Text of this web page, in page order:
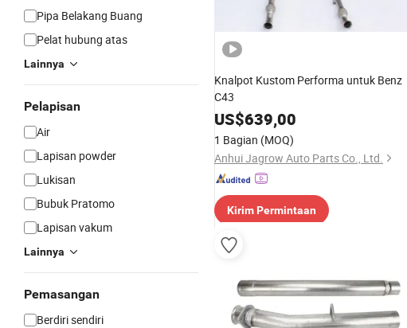
Pipa Belakang Buang
Pelat hubung atas
Lainnya
Pelapisan
Air
Lapisan powder
Lukisan
Bubuk Pratomo
Lapisan vakum
Lainnya
Pemasangan
Berdiri sendiri
Knalpot Kustom Performa untuk Benz
C43
US$639,00
1 Bagian (MOQ)
Anhui Jagrow Auto Parts Co., Ltd.
Kirim Permintaan